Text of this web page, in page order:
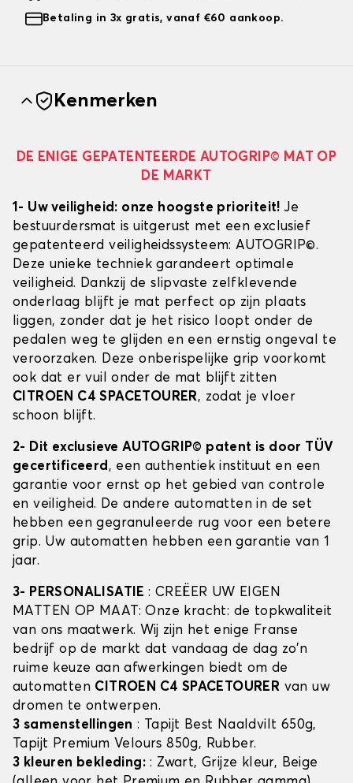
Betaling in 3x gratis, vanaf €60 aankoop.
Kenmerken
DE ENIGE GEPATENTEERDE AUTOGRIP© MAT OP
DE MARKT
1- Uw veiligheid: onze hoogste prioriteit!Je
bestuurdersmat is uitgerust met een exclusief
gepatenteerd veiligheidssysteem: AUTOGRIP©.
Deze unieke techniek garandeert optimale
veiligheid. Dankzij de slipvaste zelfklevende
onderlaag blijft je mat perfect op zijn plaats
liggen, zonder dat je het risico loopt onder de
pedalen weg te glijden en een ernstig ongeval te
veroorzaken. Deze onberispelijke grip voorkomt
ook dat er vuil onder de mat blijft zitten
CITROEN C4 SPACETOURER, zodat je vloer
schoon blijft.
2- Dit exclusieve AUTOGRIP© patent is door TÜV
gecertificeerd, een authentiek instituut en een
garantie voor ernst op het gebied van controle
en veiligheid. De andere automatten in de set
hebben een gegranuleerde rug voor een betere
grip. Uw automatten hebben een garantie van 1
jaar.
3- PERSONALISATIE: CREËER UW EIGEN
MATTEN OP MAAT: Onze kracht: de topkwaliteit
van ons maatwerk. Wij zijn het enige Franse
bedrijf op de markt dat vandaag de dag zo'n
ruime keuze aan afwerkingen biedt om de
automatten CITROEN C4 SPACETOURER van uw
dromen te ontwerpen.
3 samenstellingen : Tapijt Best Naaldvilt 650g,
Tapijt Premium Velours 850g, Rubber.
3 kleuren bekleding: : Zwart, Grijze kleur, Beige